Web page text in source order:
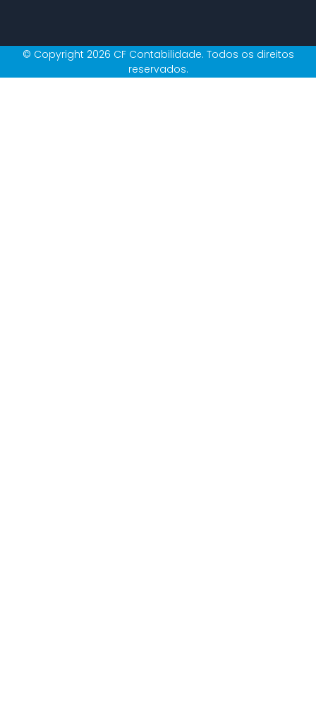
© Copyright 2026 CF Contabilidade. Todos os direitos
reservados.